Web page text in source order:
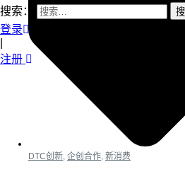
搜索：
登录
注册
DTC创新 企创合作 新消费